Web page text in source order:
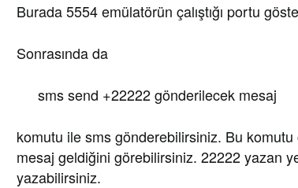
Burada 5554 emülatörün çalıştığı portu
Sonrasında da
sms send +22222 gönderilecek mesaj
komutu ile sms gönderebilirsiniz. Bu komutu
mesaj geldiğini görebilirsiniz. 22222 yazan
yazabilirsiniz.